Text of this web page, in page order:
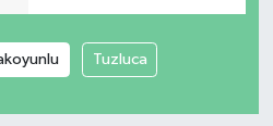
Tuzluca